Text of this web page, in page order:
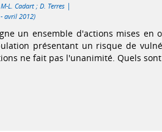
M-L. Cadart ;D. Terres |
avril 2012)
un ensemble d'actions mises en
présentant un risque de
ne fait pas l'unanimité. Quels